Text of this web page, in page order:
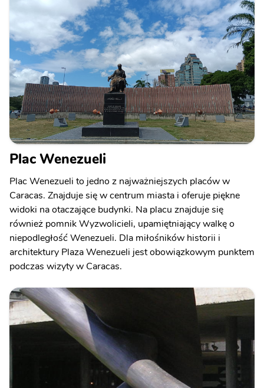
Plac Wenezueli
Plac Wenezueli to jedno z najważniejszych placów w
Caracas. Znajduje się w centrum miasta i oferuje piękne
widoki na otaczające budynki. Na placu znajduje się
również pomnik Wyzwolicieli, upamiętniający walkę o
niepodległość Wenezueli. Dla miłośników historii i
architektury Plaza Wenezueli jest obowiązkowym punktem
podczas wizyty w Caracas.